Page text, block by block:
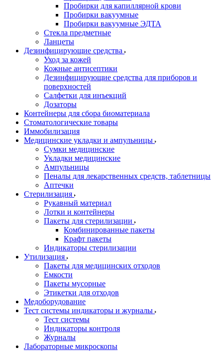
Пробирки для капиллярной крови
Пробирки вакуумные
Пробирки вакуумные ЭДТА
Стекла предметные
Ланцеты
Дезинфицирующие средства
Уход за кожей
Кожные антисептики
Дезинфицирующие средства для приборов и
поверхностей
Салфетки для инъекций
Дозаторы
Контейнеры для сбора биоматериала
Стоматологические товары
Иммобилизация
Медицинские укладки и ампульницы
Сумки медицинские
Укладки медицинские
Ампульницы
Пеналы для лекарственных средств, таблетницы
Аптечки
Стерилизация
Рукавный материал
Лотки и контейнеры
Пакеты для стерилизации
Комбинированные пакеты
Крафт пакеты
Индикаторы стерилизации
Утилизация
Пакеты для медицинских отходов
Емкости
Пакеты мусорные
Этикетки для отходов
Медоборудование
Тест системы индикаторы и журналы
Тест системы
Индикаторы контроля
Журналы
Лабораторные микроскопы